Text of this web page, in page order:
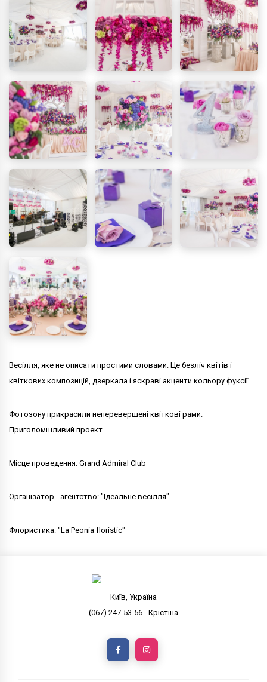
Весілля, яке не описати простими словами. Це безліч квітів і
квіткових композицій, дзеркала і яскраві акценти кольору фуксії ...
Фотозону прикрасили неперевершені квіткові рами.
Приголомшливий проект.
Місце проведення: Grand Admiral Club
Організатор - агентство: "Ідеальне весілля"
Флористика: "La Peonia floristic"
Київ, Україна
(067) 247-53-56 - Крістіна